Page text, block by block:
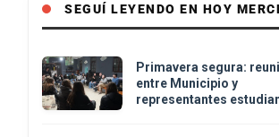
SEGUÍ LEYENDO EN HOY
Primavera segura:
entre Municipio y
representantes